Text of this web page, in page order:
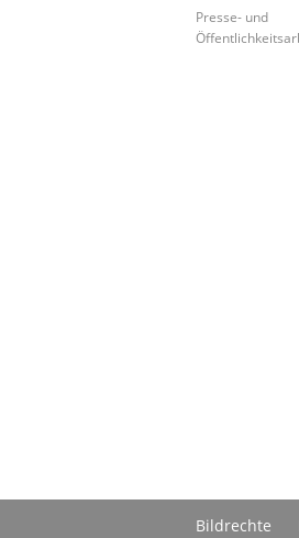
Presse- und
Bildrechte